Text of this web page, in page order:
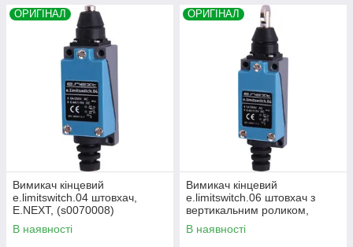
ОРИГІНАЛ
Вимикач кінцевий
e.limitswitch.04 штовхач,
E.NEXT, (s0070008)
В наявності
ОРИГІНАЛ
Вимикач кінцевий
e.limitswitch.06 штовхач з
вертикальним роликом,
E.NEXT, (s0070010)
В наявності